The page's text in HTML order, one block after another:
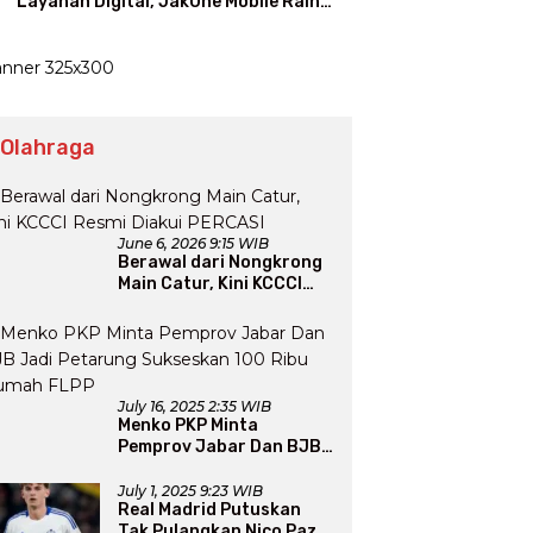
June 6, 2026 9:15 WIB
Berawal dari Nongkrong
Main Catur, Kini KCCCI
July 16, 2025 2:35 WIB
Menko PKP Minta
Pemprov Jabar Dan BJB
100 Ribu Rumah FLPP
July 1, 2025 9:23 WIB
Real Madrid Putuskan